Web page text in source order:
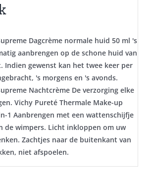
Dagcrème normale huid 50 ml 's
aanbrengen op de schone huid van
Indien gewenst kan het twee keer per
's morgens en 's avonds.
Nachtcrème De verzorging elke
Vichy Pureté Thermale Make-up
1 Aanbrengen met een wattenschijfje
de wimpers. Licht inkloppen om uw
Zachtjes naar de buitenkant van
niet afspoelen.